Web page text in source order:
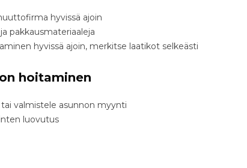
hyvissä ajoin
pakkausmateriaaleja
hyvissä ajoin, merkitse laatikot selkeästi
hoitaminen
valmistele asunnon myynti
luovutus